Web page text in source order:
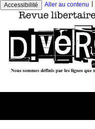
Accessibilité Aller au contenu